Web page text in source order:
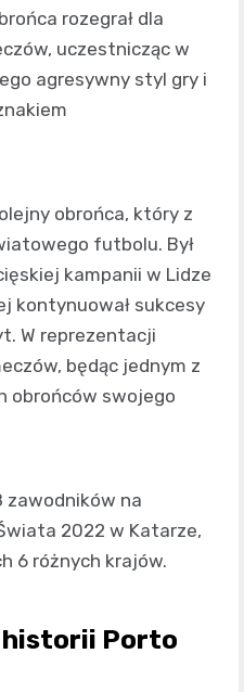
rozegrał dla
uczestnicząc w
agresywny styl gry i
obrońca, który z
futbolu. Był
kampanii w Lidze
kontynuował sukcesy
W reprezentacji
będąc jednym z
obrońców swojego
zawodników na
2022 w Katarze,
6 różnych krajów.
historii Porto